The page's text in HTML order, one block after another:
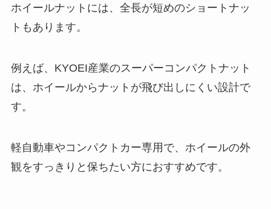
ホイールナットには、全長が短めのショートナッ
トもあります。
例えば、KYOEI産業のスーパーコンパクトナット
は、ホイールからナットが飛び出しにくい設計で
す。
軽自動車やコンパクトカー専用で、ホイールの外
観をすっきりと保ちたい方におすすめです。